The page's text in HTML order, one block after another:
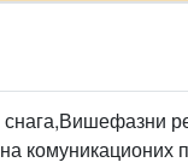
комуникационих